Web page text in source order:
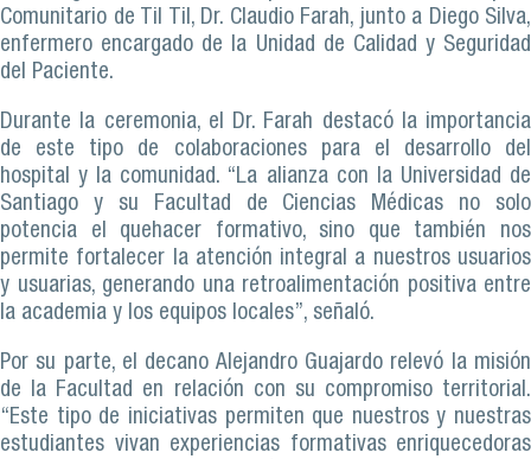
Comunitario de Til Til, Dr. Claudio Farah, junto a Diego Silva,
enfermero encargado de la Unidad de Calidad y Seguridad
del Paciente.
Durante la ceremonia, el Dr. Farah destacó la importancia
de este tipo de colaboraciones para el desarrollo del
hospital y la comunidad. “La alianza con la Universidad de
Santiago y su Facultad de Ciencias Médicas no solo
potencia el quehacer formativo, sino que también nos
permite fortalecer la atención integral a nuestros usuarios
y usuarias, generando una retroalimentación positiva entre
la academia y los equipos locales”, señaló.
Por su parte, el decano Alejandro Guajardo relevó la misión
de la Facultad en relación con su compromiso territorial.
“Este tipo de iniciativas permiten que nuestros y nuestras
estudiantes vivan experiencias formativas enriquecedoras